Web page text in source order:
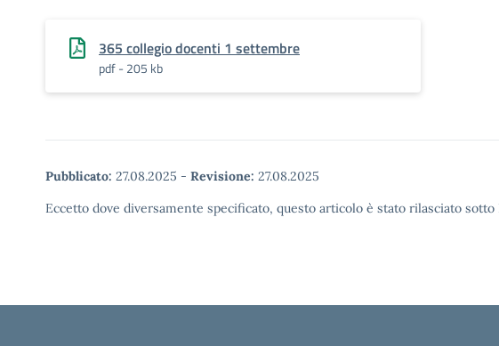
365 collegio docenti 1 settembre
pdf - 205 kb
Pubblicato: 27.08.2025 - Revisione: 27.08.2025
Eccetto dove diversamente specificato, questo articolo è stato rilasciato